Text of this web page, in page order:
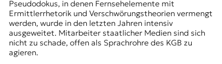
Pseudodokus, in denen Fernsehelemente mit
Ermittlerrhetorik und Verschwörungstheorien vermengt
werden, wurde in den letzten Jahren intensiv
ausgeweitet. Mitarbeiter staatlicher Medien sind sich
nicht zu schade, offen als Sprachrohre des KGB zu
agieren.